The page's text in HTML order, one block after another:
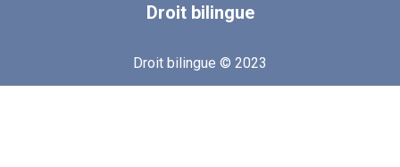
Droitbilingue
Droit bilingue © 2023